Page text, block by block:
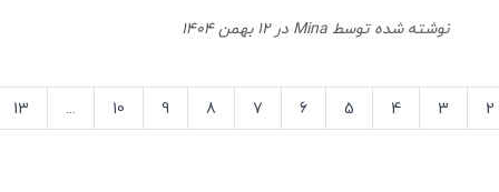
نوشته شده توسط Mina در 12 بهمن 1404
2
3
4
5
6
7
8
9
10
...
13